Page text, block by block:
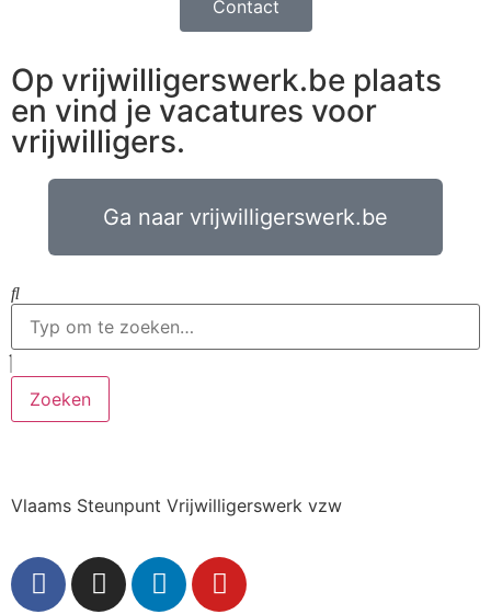
Contact
Op vrijwilligerswerk.be plaats
en vind je vacatures voor
vrijwilligers.
Ga naar vrijwilligerswerk.be
Zoeken
Vlaams Steunpunt Vrijwilligerswerk vzw